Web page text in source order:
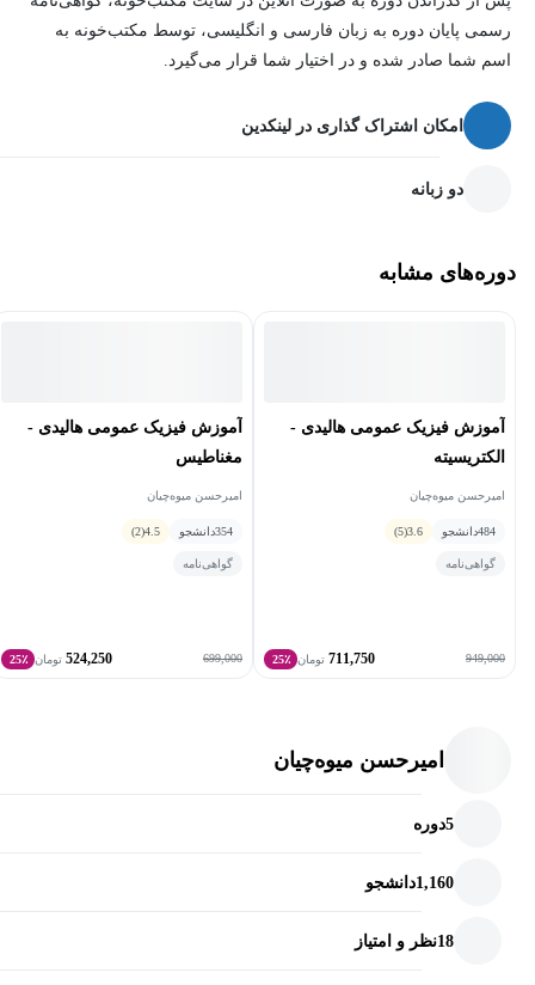
رسمی پایان دوره به زبان فارسی و انگلیسی، توسط مکتب‌خونه به
اسم شما صادر شده و در اختیار شما قرار می‌گیرد.
امکان اشتراک گذاری در لینکدین
دو زبانه
دوره‌های مشابه
آموزش فیزیک عمومی هالیدی -
الکتریسیته
امیرحسن میوه‌چیان
484دانشجو 3.6
(5)
گواهی‌نامه
949,000
711,750 تومان 25٪
آموزش فیزیک عمومی هالیدی -
مغناطیس
امیرحسن میوه‌چیان
354دانشجو 4.5
(2)
گواهی‌نامه
699,000
524,250 تومان 25٪
امیرحسن میوه‌چیان
5دوره
1,160دانشجو
18نظر و امتیاز